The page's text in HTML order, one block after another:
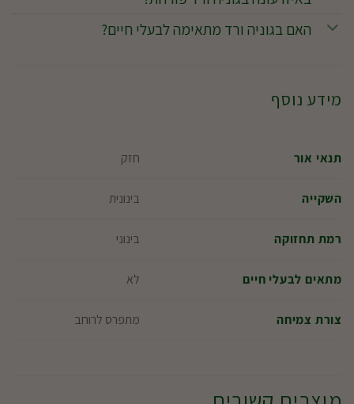
האם בגוניה ורד מתאימה לבעלי חיים?
מידע נוסף
תנאי אור חזק
השקייה בינונית
רמת תחזוקה בינוני
מתאים לבעלי חיים לא
צורת צמיחה מתפרס לרוחב